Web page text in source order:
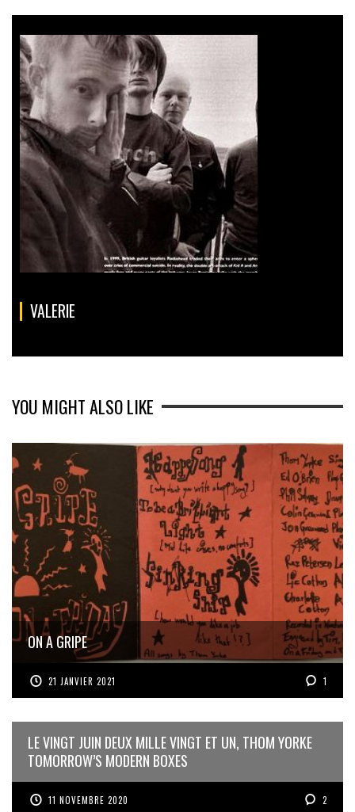
VALERIE
YOU MIGHT ALSO LIKE
ON A GRIPE
21 JANVIER 2021 1
LE VINGT JUIN DEUX MILLE VINGT ET UN, THOM YORKE
TOMORROW’S MODERN BOXES
11 NOVEMBRE 2020 2